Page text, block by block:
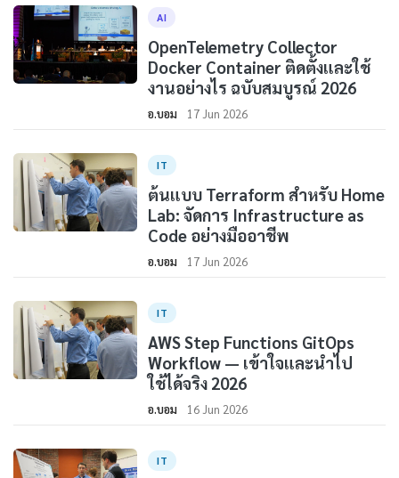
AI
OpenTelemetry Collector
Docker Container ติดตั้งและใช้
งานอย่างไร ฉบับสมบูรณ์ 2026
อ.บอม 17 Jun 2026
IT
ต้นแบบ Terraform สำหรับ Home
Lab: จัดการ Infrastructure as
Code อย่างมืออาชีพ
อ.บอม 17 Jun 2026
IT
AWS Step Functions GitOps
Workflow — เข้าใจและนำไป
ใช้ได้จริง 2026
อ.บอม 16 Jun 2026
IT